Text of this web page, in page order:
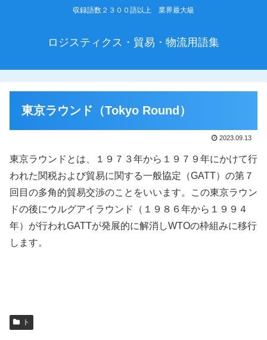
収録語数２３００語以上 業界最大級
ロジスティクス・貿易・物流用語集
東京ラウンド（Tokyo Round）
2023.09.13
東京ラウンドとは、１９７３年から１９７９年にかけて行
われた関税および貿易に関する一般協定（GATT）の第７
回目の多角的貿易交渉のことをいいます。この東京ラウン
ドの後にウルグアイラウンド（１９８６年から１９９４
年）が行われGATTが発展的に解消しWTOの枠組みに移行
します。
ト